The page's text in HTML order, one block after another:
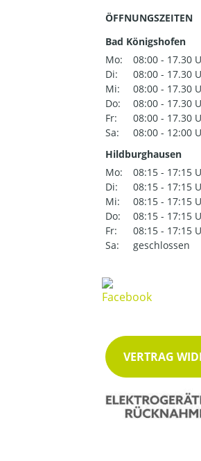
ÖFFNUNGSZEITEN
Bad Königshofen
Mo:
08:00 - 17.30
Di:
08:00 - 17.30
Mi:
08:00 - 17.30
Do:
08:00 - 17.30
Fr:
08:00 - 17.30
Sa:
08:00 - 12:00
Hildburghausen
Mo:
08:15 - 17:15
Di:
08:15 - 17:15
Mi:
08:15 - 17:15
Do:
08:15 - 17:15
Fr:
08:15 - 17:15
Sa:
geschlossen
VERTRAG